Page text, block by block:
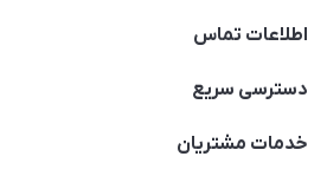
اطلاعات تماس
02136781755
دسترسی سریع
پلنر و دفتر
خدمات مشتریان